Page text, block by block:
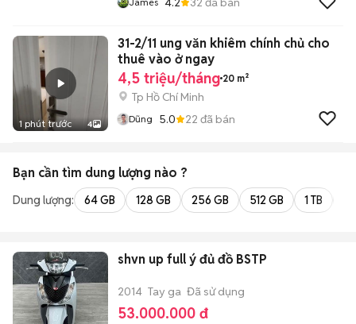
1 phút trước 4
31-2/11 ung văn khiêm chính chủ cho
thuê vào ở ngay
4,5 triệu/tháng 20 m²
Tp Hồ Chí Minh
Dũng 5.0 22 đã bán
Bạn cần tìm dung lượng nào ?
Dung lượng: 64 GB 128 GB 256 GB 512 GB 1 TB
shvn up full ý đủ đồ BSTP
2014 Tay ga Đã sử dụng
53.000.000 đ